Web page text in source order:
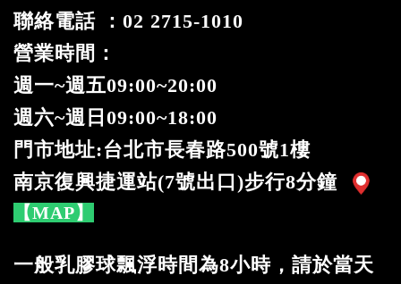
聯絡電話 ：02 2715-1010
營業時間：
週一~週五09:00~20:00
週六~週日09:00~18:00
門市地址:台北市長春路500號1樓
南京復興捷運站(7號出口)步行8分鐘
【MAP】
一般乳膠球飄浮時間為8小時，請於當天